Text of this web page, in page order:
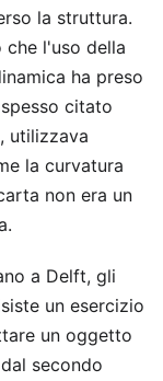
la struttura.
che l'uso della
ha preso
citato
utilizzava
la curvatura
non era un
a Delft, gli
un esercizio
un oggetto
secondo